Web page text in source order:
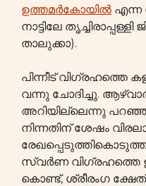
ഉത്തമർകോയിൽ എന്ന
നാട്ടിലേ
താലുക്കാ).
പിന്നീട് വിഗ്രഹത്തെ
വന്നു ചോദിച്ചു.
അറിയില്ലെന്നു പറഞ്ഞു.
നിന്നതിന് ശേഷം
സ്വർണ വിഗ്രഹത്തെ
കൊണ്ട്, ശ്രീരംഗ